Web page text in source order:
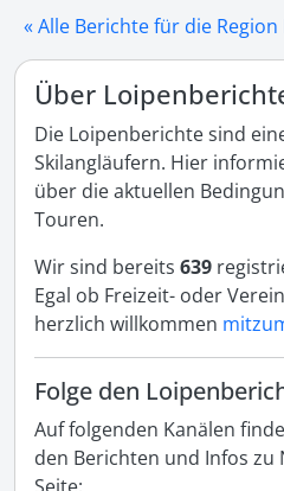
« Alle Berichte für die Region
Über
Die Loipenberichte sind
Skilangläufern. Hier
über die aktuellen
Touren.
Wir sind bereits 639
Egal ob Freizeit- oder
herzlich willkommen
Folge den
Auf folgenden Kanälen
den Berichten und Infos